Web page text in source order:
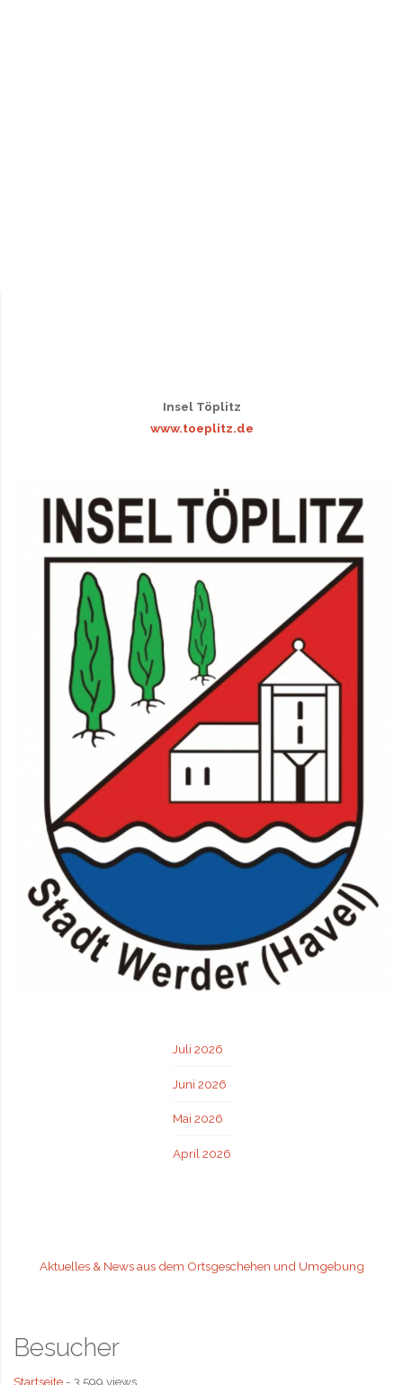
Insel Töplitz
www.toeplitz.de
Juli 2026
Juni 2026
Mai 2026
April 2026
Aktuelles & News aus dem Ortsgeschehen und Umgebung
Besucher
Startseite- 3.599 views